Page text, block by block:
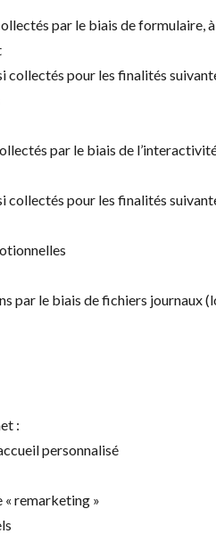
par le biais de formulaire,
collectés pour les finalités
par le biais de
collectés pour les finalités
par le biais de fichiers journaux
:
personnalisé
remarketing »